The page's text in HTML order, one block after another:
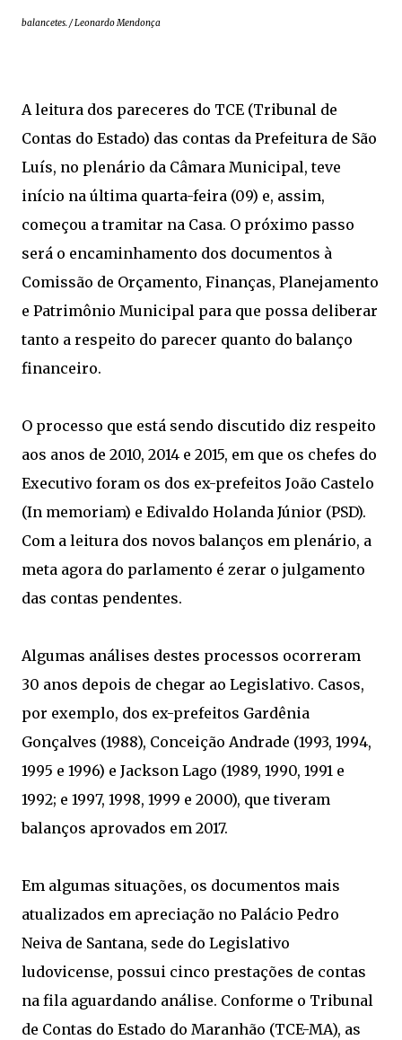
balancetes. / Leonardo Mendonça
A leitura dos pareceres do TCE (Tribunal de
Contas do Estado) das contas da Prefeitura de São
Luís, no plenário da Câmara Municipal, teve
início na última quarta-feira (09) e, assim,
começou a tramitar na Casa. O próximo passo
será o encaminhamento dos documentos à
Comissão de Orçamento, Finanças, Planejamento
e Patrimônio Municipal para que possa deliberar
tanto a respeito do parecer quanto do balanço
financeiro.
O processo que está sendo discutido diz respeito
aos anos de 2010, 2014 e 2015, em que os chefes do
Executivo foram os dos ex-prefeitos João Castelo
(In memoriam) e Edivaldo Holanda Júnior (PSD).
Com a leitura dos novos balanços em plenário, a
meta agora do parlamento é zerar o julgamento
das contas pendentes.
Algumas análises destes processos ocorreram
30 anos depois de chegar ao Legislativo. Casos,
por exemplo, dos ex-prefeitos Gardênia
Gonçalves (1988), Conceição Andrade (1993, 1994,
1995 e 1996) e Jackson Lago (1989, 1990, 1991 e
1992; e 1997, 1998, 1999 e 2000), que tiveram
balanços aprovados em 2017.
Em algumas situações, os documentos mais
atualizados em apreciação no Palácio Pedro
Neiva de Santana, sede do Legislativo
ludovicense, possui cinco prestações de contas
na fila aguardando análise. Conforme o Tribunal
de Contas do Estado do Maranhão (TCE-MA), as